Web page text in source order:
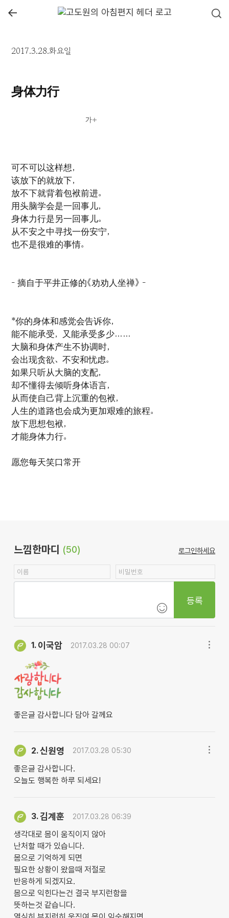
←
2017.3.28.화요일
身体力行
可不可以这样想，
该放下的就放下，
放不下就背着包袱前进。
用头脑学会是一回事儿，
身体力行是另一回事儿。
从不安之中寻找一份安宁，
也不是很难的事情。
- 摘自于平井正修的《劝劝人坐禅》 -
*你的身体和感觉会告诉你，
能不能承受，又能承受多少……
大脑和身体产生不协调时，
会出现贪欲、不安和忧虑。
如果只听从大脑的支配，
却不懂得去倾听身体语言，
从而使自己背上沉重的包袱，
人生的道路也会成为更加艰难的旅程。
放下思想包袱，
才能身体力行。
愿您每天笑口常开
느낌한마디 (50) 로그인하세요
등록
1. 이국암 2017.03.28 00:07
좋은글 감사합니다 담아 갈께요
2.신원영 2017.03.28 05:30
좋은글 감사합니다.
오늘도 행복한 하루 되세요!
3.김계훈 2017.03.28 06:39
생각대로 몸이 움직이지 않아
난처할 때가 있습니다.
몸으로 기억하게 되면
필요한 상황이 왔을때 저절로
반응하게 되겠지요.
몸으로 익힌다는건 결국 부지런함을
뜻하는것 같습니다.